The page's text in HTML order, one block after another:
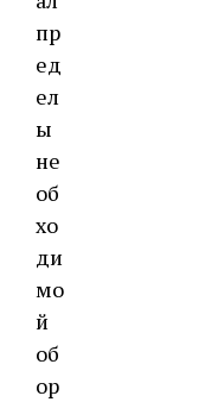
пр
ед
ел
ы
не
об
хо
ди
мо
й
об
ор